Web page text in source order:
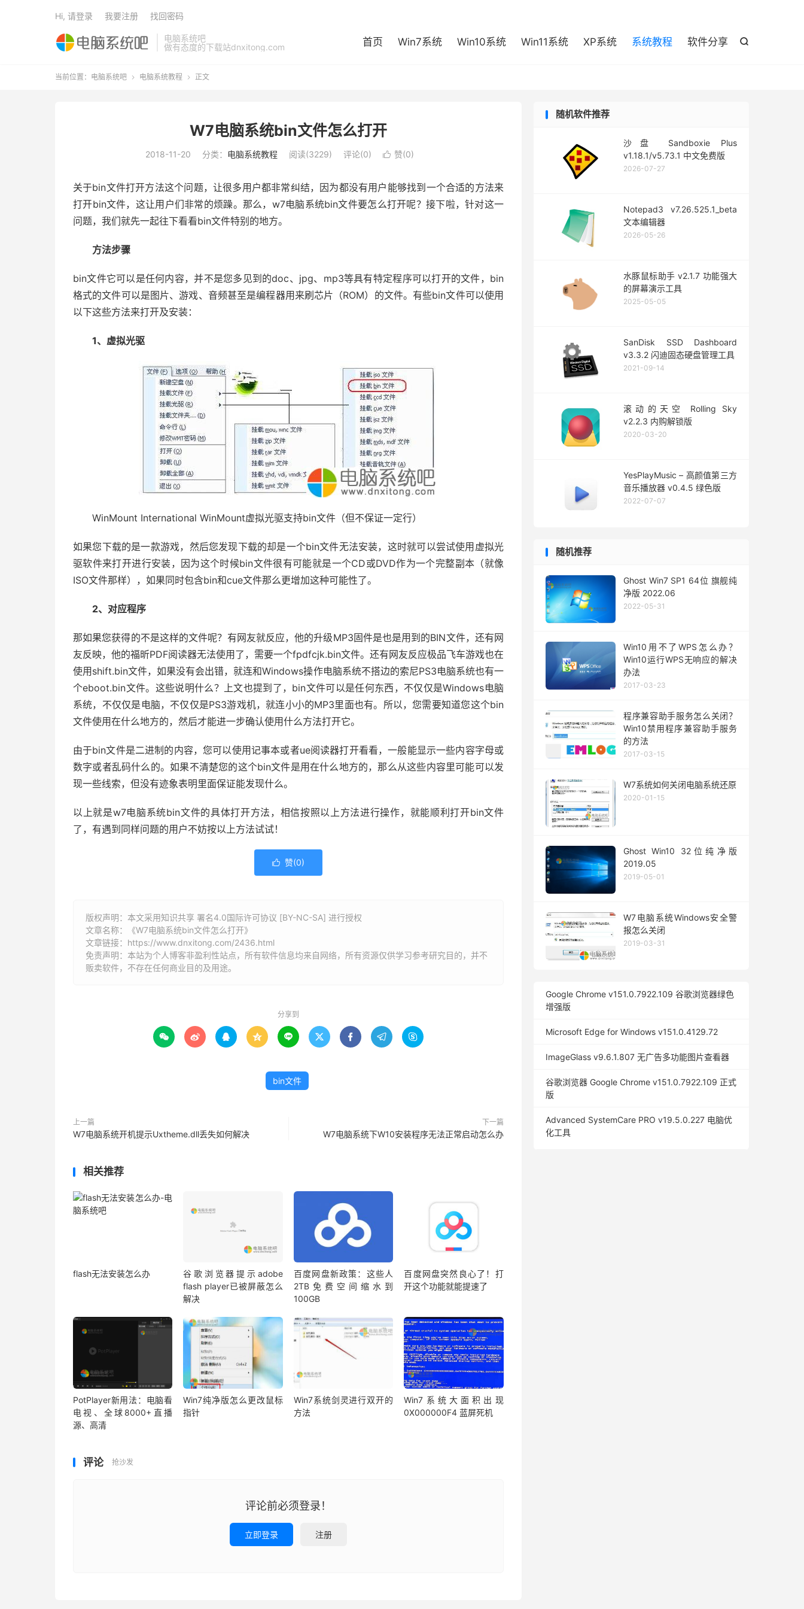
电脑系统吧
做有态度的下载站dnxitong.com

首页 Win7系统 Win10系统 Win11系统 XP系统 系统教程 软件分享
Hi, 请登录 我要注册 找回密码
当前位置： 电脑系统吧  电脑系统教程  正文
W7电脑系统bin文件怎么打开
2018-11-20 分类： 电脑系统教程 阅读(3229) 评论(0)  赞(0)
关于bin文件打开方法这个问题，让很多用户都非常纠结，因为都没有用户能够找到一个合适的方法来
打开bin文件，这让用户们非常的烦躁。那么，w7电脑系统bin文件要怎么打开呢？接下啦，针对这一
问题，我们就先一起往下看看bin文件特别的地方。
方法步骤
bin文件它可以是任何内容，并不是您多见到的doc、jpg、mp3等具有特定程序可以打开的文件，bin
格式的文件可以是图片、游戏、音频甚至是编程器用来刷芯片（ROM）的文件。有些bin文件可以使用
以下这些方法来打开及安装：
1、虚拟光驱
WinMount International WinMount虚拟光驱支持bin文件（但不保证一定行）
如果您下载的是一款游戏，然后您发现下载的却是一个bin文件无法安装，这时就可以尝试使用虚拟光
驱软件来打开进行安装，因为这个时候bin文件很有可能就是一个CD或DVD作为一个完整副本（就像
ISO文件那样），如果同时包含bin和cue文件那么更增加这种可能性了。
2、对应程序
那如果您获得的不是这样的文件呢？有网友就反应，他的升级MP3固件是也是用到的BIN文件，还有网
友反映，他的福昕PDF阅读器无法使用了，需要一个fpdfcjk.bin文件。还有网友反应极品飞车游戏也在
使用shift.bin文件，如果没有会出错，就连和Windows操作电脑系统不搭边的索尼PS3电脑系统也有一
个eboot.bin文件。这些说明什么？上文也提到了，bin文件可以是任何东西，不仅仅是Windows电脑
系统，不仅仅是电脑，不仅仅是PS3游戏机，就连小小的MP3里面也有。所以，您需要知道您这个bin
文件使用在什么地方的，然后才能进一步确认使用什么方法打开它。
由于bin文件是二进制的内容，您可以使用记事本或者ue阅读器打开看看，一般能显示一些内容字母或
数字或者乱码什么的。如果不清楚您的这个bin文件是用在什么地方的，那么从这些内容里可能可以发
现一些线索，但没有迹象表明里面保证能发现什么。
以上就是w7电脑系统bin文件的具体打开方法，相信按照以上方法进行操作，就能顺利打开bin文件
了，有遇到同样问题的用户不妨按以上方法试试！
 赞(0)
版权声明：本文采用知识共享 署名4.0国际许可协议 [BY-NC-SA] 进行授权
文章名称：《W7电脑系统bin文件怎么打开》
文章链接： https://www.dnxitong.com/2436.html
免责声明：本站为个人博客非盈利性站点，所有软件信息均来自网络，所有资源仅供学习参考研究目的，并不
贩卖软件，不存在任何商业目的及用途。
分享到
        
bin文件
上一篇
W7电脑系统开机提示Uxtheme.dll丢失如何解决
下一篇
W7电脑系统下W10安装程序无法正常启动怎么办
相关推荐
flash无法安装怎么办
谷歌浏览器提示adobe
flash player已被屏蔽怎么
解决
百度网盘新政策：这些人
2TB免费空间缩水到
100GB
百度网盘突然良心了！打
开这个功能就能提速了
PotPlayer新用法：电脑看
电视、全球8000+直播
源、高清
Win7纯净版怎么更改鼠标
指针
Win7系统剑灵进行双开的
方法
Win7系统大面积出现
0X000000F4 蓝屏死机
评论 抢沙发
评论前必须登录！
立即登录 注册
随机软件推荐
沙盘 Sandboxie Plus
v1.18.1/v5.73.1 中文免费版
2026-07-27
Notepad3 v7.26.525.1_beta
文本编辑器
2026-05-26
水豚鼠标助手 v2.1.7 功能强大
的屏幕演示工具
2025-05-05
SanDisk SSD Dashboard
v3.3.2 闪迪固态硬盘管理工具
2021-09-14
滚动的天空 Rolling Sky
v2.2.3 内购解锁版
2020-03-20
YesPlayMusic – 高颜值第三方
音乐播放器 v0.4.5 绿色版
2022-07-07
随机推荐
Ghost Win7 SP1 64位 旗舰纯
净版 2022.06
2022-05-31
Win10用不了WPS怎么办？
Win10运行WPS无响应的解决
办法
2017-03-23
程序兼容助手服务怎么关闭？
Win10禁用程序兼容助手服务
的方法
2017-03-15
W7系统如何关闭电脑系统还原
2020-01-15
Ghost Win10 32位纯净版
2019.05
2019-05-01
W7电脑系统Windows安全警
报怎么关闭
2019-03-31
Google Chrome v151.0.7922.109 谷歌浏览器绿色
增强版
Microsoft Edge for Windows v151.0.4129.72
ImageGlass v9.6.1.807 无广告多功能图片查看器
谷歌浏览器 Google Chrome v151.0.7922.109 正式
版
Advanced SystemCare PRO v19.5.0.227 电脑优
化工具